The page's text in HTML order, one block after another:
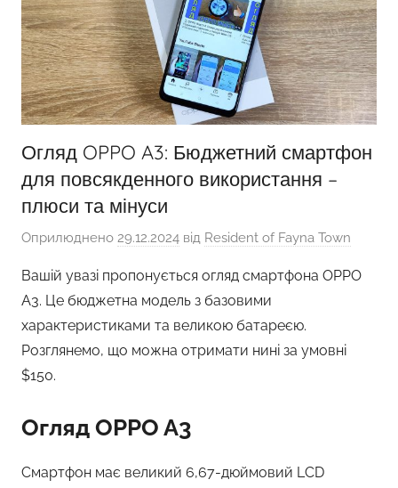
Огляд OPPO A3: Бюджетний смартфон
для повсякденного використання –
плюси та мінуси
Оприлюднено 29.12.2024 від Resident of Fayna Town
Вашій увазі пропонується огляд смартфона OPPO
A3. Це бюджетна модель з базовими
характеристиками та великою батареєю.
Розглянемо, що можна отримати нині за умовні
$150.
Огляд OPPO A3
Смартфон має великий 6,67-дюймовий LCD